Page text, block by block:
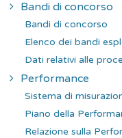
Bandi di concorso
Bandi di concorso
Elenco dei bandi
Dati relativi alle
Performance
Sistema di
Piano della
Relazione sulla